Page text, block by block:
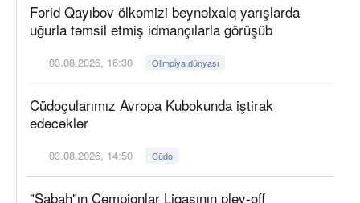
Fərid Qayıbov ölkəmizi beynəlxalq yarışlarda
uğurla təmsil etmiş idmançılarla görüşüb
03.08.2026, 16:30 Olimpiya dünyası
Cüdoçularımız Avropa Kubokunda iştirak
edəcəklər
03.08.2026, 14:50 Cüdo
"Sabah"ın Çempionlar Liqasının pley-off